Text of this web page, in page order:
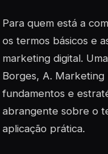
Para quem está a
os termos básicos e
marketing digital.
Borges, A. Marketing
fundamentos e
abrangente sobre o
aplicação prática.